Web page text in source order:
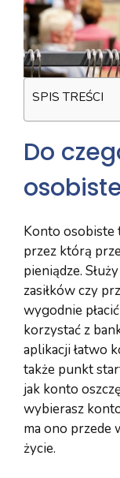
SPIS TREŚCI
Do
Konto osobiste
przez którą
pieniądze.
zasiłków czy
wygodnie
korzystać z
aplikacji łatwo
także punkt
jak konto
wybierasz
ma ono przede
życie.